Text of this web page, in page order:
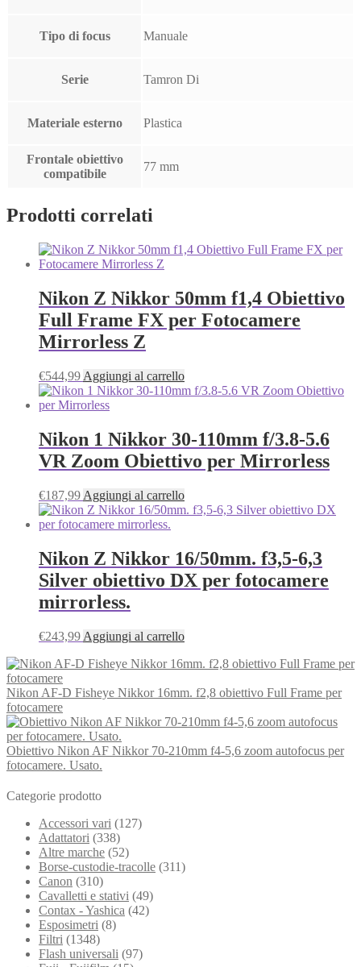
Tipo di focus Manuale
Serie Tamron Di
Materiale esterno Plastica
Frontale obiettivo
compatibile
77 mm
Prodotti correlati
Nikon Z Nikkor 50mm f1,4 Obiettivo
Full Frame FX per Fotocamere
Mirrorless Z
€544,99 Aggiungi al carrello
Nikon 1 Nikkor 30-110mm f/3.8-5.6
VR Zoom Obiettivo per Mirrorless
€187,99 Aggiungi al carrello
Nikon Z Nikkor 16/50mm. f3,5-6,3
Silver obiettivo DX per fotocamere
mirrorless.
€243,99 Aggiungi al carrello
Nikon AF-D Fisheye Nikkor 16mm. f2,8 obiettivo Full Frame per
fotocamere
Obiettivo Nikon AF Nikkor 70-210mm f4-5,6 zoom autofocus per
fotocamere. Usato.
Categorie prodotto
Accessori vari (127)
Adattatori (338)
Altre marche (52)
Borse-custodie-tracolle (311)
Canon (310)
Cavalletti e stativi (49)
Contax - Yashica (42)
Esposimetri (8)
Filtri (1348)
Flash universali (97)